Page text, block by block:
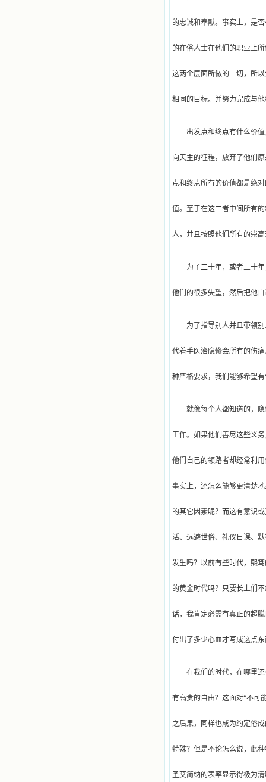
的忠诚和奉献。事实上，是
的在俗人士在他们的职业上
这两个层面所做的一切，所
相同的目标。并努力完成与
出发点和终点有什么价
向天主的征程，放弃了他们
点和终点所有的价值都是绝
值。至于在这二者中间所有
人，并且按照他们所有的崇
为了二十年，或者三十
他们的很多失望，然后把他
为了指导别人并且带领
代着手医治隐修会所有的伤
种严格要求，我们能够希望
就像每个人都知道的，
工作。如果他们善尽这些义
他们自己的领路者却经常利
事实上，还怎么能够更清楚
的其它因素呢？而这有意识
活、远避世俗、礼仪日课、
发生吗？以前有些时代，熙
的黄金时代吗？只要长上们
话，我肯定必需有真正的超
付出了多少心血才写成这点
在我们的时代，在哪里
有高贵的自由？这面对“不可
之后果，同样也成为约定俗
特殊？但是不论怎么说，此
圣艾简纳的表率显示得极为